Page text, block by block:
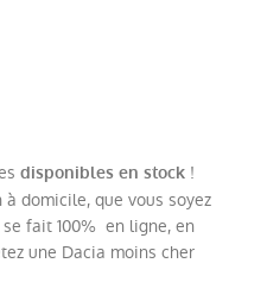
disponibles en stock !
domicile, que vous soyez
fait 100% en ligne, en
une Dacia moins cher